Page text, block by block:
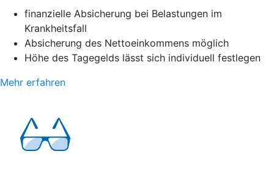
finanzielle Absicherung bei Belastungen im
Krankheitsfall
Absicherung des Nettoeinkommens möglich
Höhe des Tagegelds lässt sich individuell festlegen
Mehr erfahren